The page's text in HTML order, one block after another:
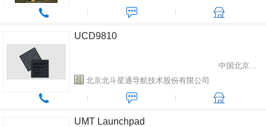
UCD9810
中国北京市海淀区
北京北斗星通导航技术股份有限公司
UMT Launchpad